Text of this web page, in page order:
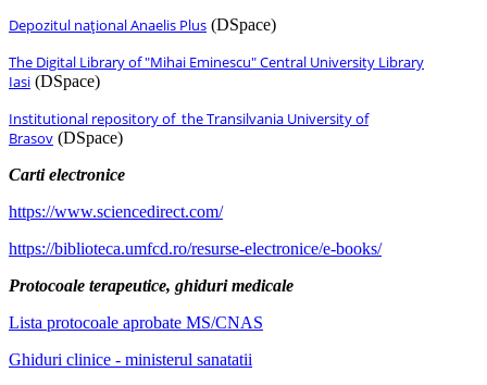
Depozitul național Anaelis Plus (DSpace)
The Digital Library of "Mihai Eminescu" Central University Library
Iasi (DSpace)
Institutional repository of the Transilvania University of
Brasov (DSpace)
Carti electronice
https://www.sciencedirect.com/
https://biblioteca.umfcd.ro/resurse-electronice/e-books/
Protocoale terapeutice, ghiduri medicale
Lista protocoale aprobate MS/CNAS
Ghiduri clinice - ministerul sanatatii